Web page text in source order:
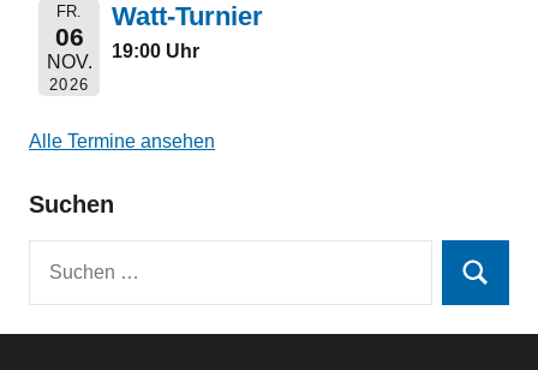
FR.
06
NOV.
2026
Watt-Turnier
19:00 Uhr
Alle Termine ansehen
Suchen
Suchen